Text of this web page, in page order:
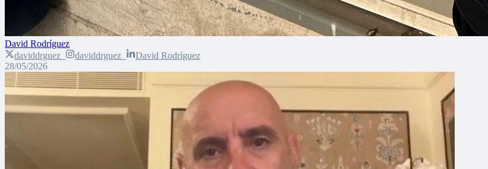
David Rodríguez
daviddrguez_
daviddrguez_
David Rodríguez
28/05/2026